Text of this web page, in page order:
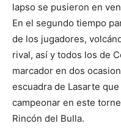
lapso se pusieron en
En el segundo tiempo
de los jugadores,
rival, así y todos los de
marcador en dos
escuadra de Lasarte
campeonar en este
Rincón del Bulla.